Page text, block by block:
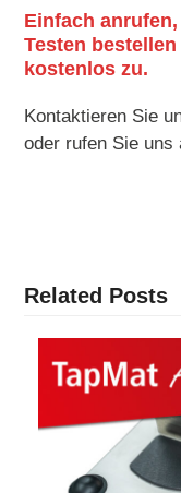
Einfach
Testen
kostenlos zu.
Kontaktieren Sie
oder rufen Sie uns
Related Posts